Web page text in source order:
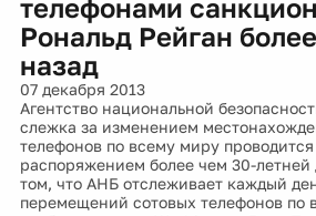
телефонами
Рональд Рейган
назад
07 декабря 2013
Агентство национальной
слежка за изменением
телефонов по всему миру проводится
распоряжением более чем 30-летней
том, что АНБ отслеживает каждый
перемещений сотовых телефонов по